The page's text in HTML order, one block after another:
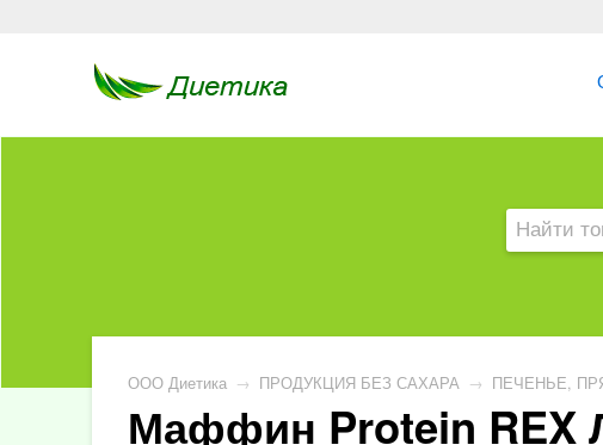
ООО Диетика → ПРОДУКЦИЯ БЕЗ САХАРА → ПЕЧЕНЬЕ,
Маффин Protein REX